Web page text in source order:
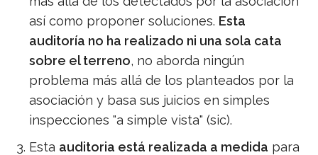
así como proponer soluciones. Esta
auditoría no ha realizado ni una sola cata
sobre el terreno, no aborda ningún
problema más allá de los planteados por la
asociación y basa sus juicios en simples
inspecciones "a simple vista" (sic).
Esta auditoria está realizada a medida para